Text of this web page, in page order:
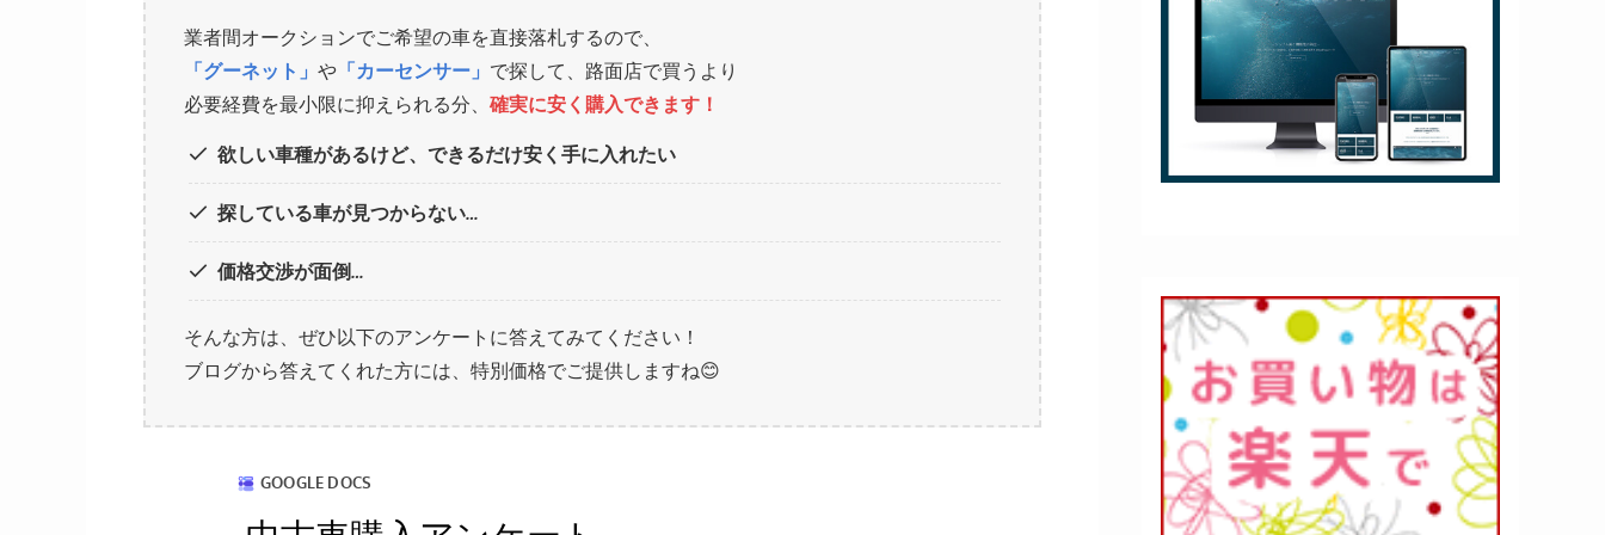
業者間オークションでご希望の車を直接落札するので、
「グーネット」 や 「カーセンサー」 で探して、路面店で買うより
必要経費を最小限に抑えられる分、 確実に安く購入できます！
欲しい車種があるけど、できるだけ安く手に入れたい
探している車が見つからない…
価格交渉が面倒…
そんな方は、ぜひ以下のアンケートに答えてみてください！
ブログから答えてくれた方には、特別価格でご提供しますね😊